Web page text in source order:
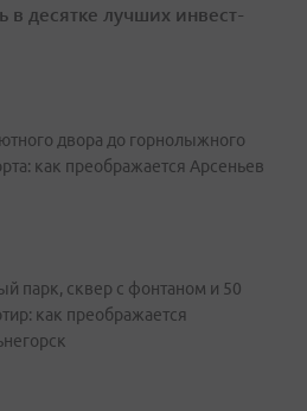
десятке лучших инвест-
двора до горнолыжного
как преображается Арсеньев
парк, сквер с фонтаном и 50
как преображается